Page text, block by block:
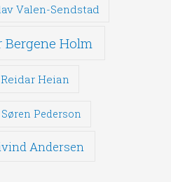
Valen-Sendstad
Bergene Holm
Reidar Heian
Søren Pederson
Andersen